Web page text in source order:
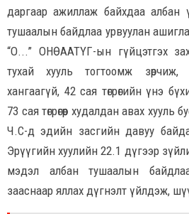
даргаар ажиллаж байхдаа албан
тушаалын байдлаа урвуулан
“О...” ОНӨААТҮГ-ын гүйцэтгэх
тухай хууль тогтоомж зөрчиж,
хангаагүй, 42 сая төгрөгийн үнэ
73 сая төгрөгөөр худалдан авах хууль
Ч.С-д эдийн засгийн давуу
Эрүүгийн хуулийн 22.1 дүгээр
мэдэл албан тушаалын
зааснаар яллах дүгнэлт үйлдэж,